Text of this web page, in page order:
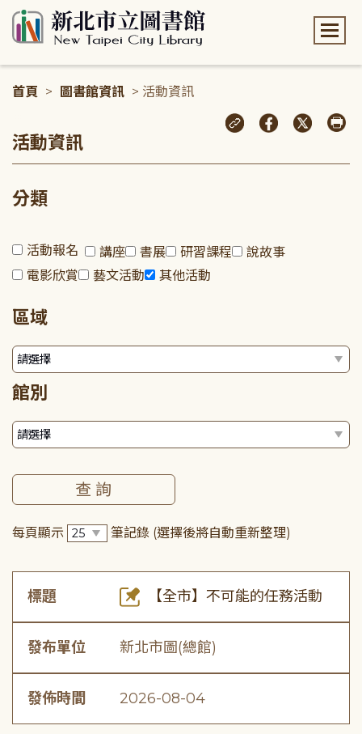
首頁 > 圖書館資訊 > 活動資訊
活動資訊
分類
活動報名 講座 書展 研習課程
說故事
電影欣賞
藝文活動 其他活動
區域
館別
每頁顯示 筆記錄 (選擇後將自動重新整理)
標題 【全市】不可能的任務活動
發布單位 新北市圖(總館)
發佈時間 2026-08-04